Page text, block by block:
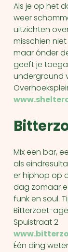
Als je op het
weer
uitzichten
misschien
maar ónder
geeft je
underground
Mix een bar,
als
er hiphop op
dag zomaar
funk en soul.
Bitterzoet-
Spuistraat 2
Één ding